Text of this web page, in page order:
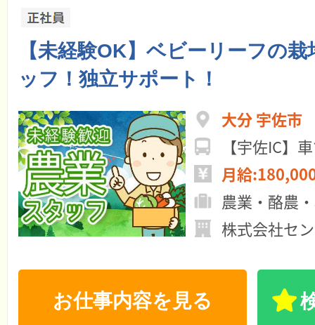
【未経験OK】ベビーリーフの
ッフ！独立サポート！
大分 宇佐市
【宇佐IC】
月給
農業・酪農
株式会社セ
お仕事内容を見る